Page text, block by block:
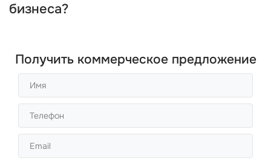
бизнеса?
Получить коммерческое предложение